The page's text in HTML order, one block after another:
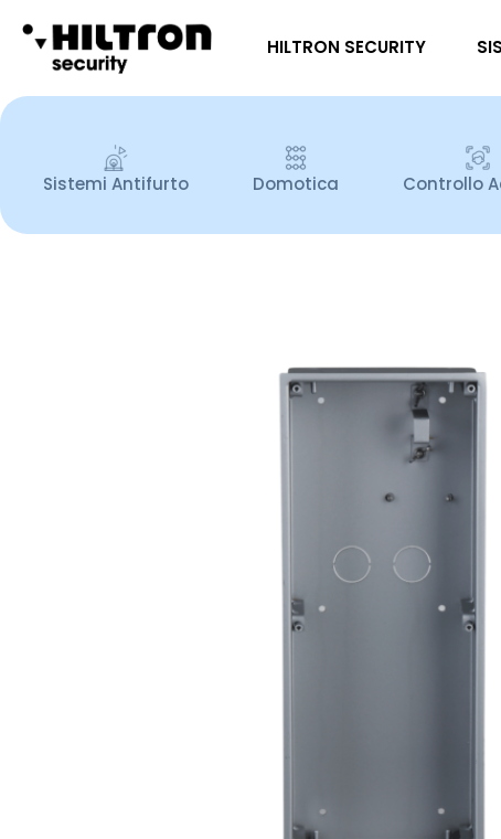
HILTRON SECURITY
Sistemi Antifurto Domotica Controllo